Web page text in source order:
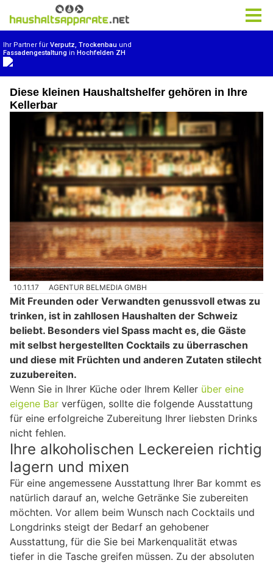
Diese kleinen Haushaltshelfer gehören in Ihre
Kellerbar
10.11.17 AGENTUR BELMEDIA GMBH
Mit Freunden oder Verwandten genussvoll etwas zu
trinken, ist in zahllosen Haushalten der Schweiz
beliebt. Besonders viel Spass macht es, die Gäste
mit selbst hergestellten Cocktails zu überraschen
und diese mit Früchten und anderen Zutaten stilecht
zuzubereiten.
Wenn Sie in Ihrer Küche oder Ihrem Keller über eine
eigene Bar verfügen, sollte die folgende Ausstattung
für eine erfolgreiche Zubereitung Ihrer liebsten Drinks
nicht fehlen.
Ihre alkoholischen Leckereien richtig
lagern und mixen
Für eine angemessene Ausstattung Ihrer Bar kommt es
natürlich darauf an, welche Getränke Sie zubereiten
möchten. Vor allem beim Wunsch nach Cocktails und
Longdrinks steigt der Bedarf an gehobener
Ausstattung, für die Sie bei Markenqualität etwas
tiefer in die Tasche greifen müssen. Zu der absoluten